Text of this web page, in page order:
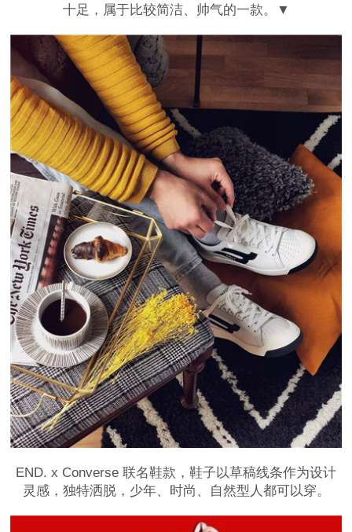
十足，属于比较简洁、帅气的一款。▼
END. x Converse 联名鞋款，鞋子以草稿线条作为设计
灵感，独特洒脱，少年、时尚、自然型人都可以穿。